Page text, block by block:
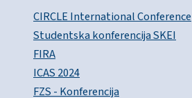
CIRCLE International Conference
Studentska konferencija SKEI
FIRA
ICAS 2024
FZS - Konferencija